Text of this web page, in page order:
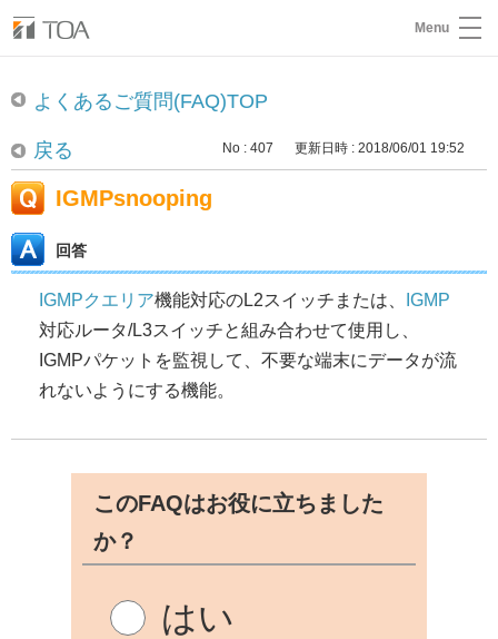
Menu
よくあるご質問(FAQ)TOP
戻る No : 407 更新日時 : 2018/06/01 19:52
IGMPsnooping
回答
IGMPクエリア機能対応のL2スイッチまたは、
IGMP
対応ルータ/L3スイッチと組み合わせて使用し、
IGMPパケットを監視して、不要な端末にデータが流
れないようにする機能。
このFAQはお役に立ちました
か？
はい